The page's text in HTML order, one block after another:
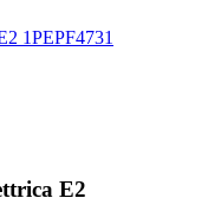
E2